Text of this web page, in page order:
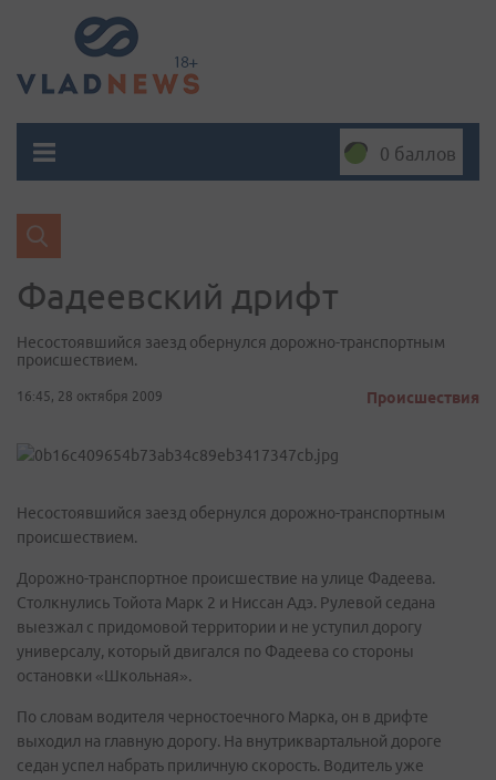
0 баллов
Фадеевский дрифт
Несостоявшийся заезд обернулся дорожно-транспортным
происшествием.
16:45, 28 октября 2009 Происшествия
Несостоявшийся заезд обернулся дорожно-транспортным
происшествием.
Дорожно-транспортное происшествие на улице Фадеева.
Столкнулись Тойота Марк 2 и Ниссан Адэ. Рулевой седана
выезжал с придомовой территории и не уступил дорогу
универсалу, который двигался по Фадеева со стороны
остановки «Школьная».
По словам водителя черностоечного Марка, он в дрифте
выходил на главную дорогу. На внутриквартальной дороге
седан успел набрать приличную скорость. Водитель уже